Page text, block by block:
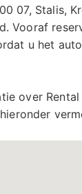
07, Stalis,
Vooraf
u het
over